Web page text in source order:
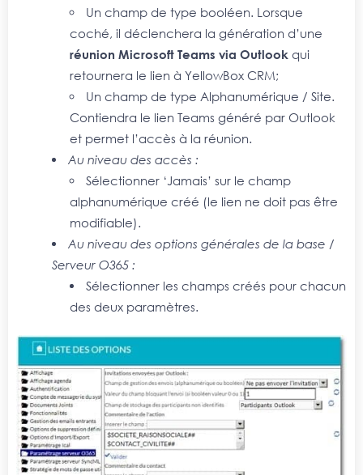
Un champ de type booléen. Lorsque
coché, il déclenchera la génération d’une
réunion Microsoft Teams via Outlook qui
retournera le lien à YellowBox CRM;
Un champ de type Alphanumérique / Site.
Contiendra le lien Teams généré par Outlook
et permet l’accès à la réunion.
Au niveau des accès :
Sélectionner ‘Jamais’ sur le champ
alphanumérique créé (le lien ne doit pas être
modifiable).
Au niveau des options générales de la base /
Serveur O365 :
Sélectionner les champs créés pour chacun
des deux paramètres.